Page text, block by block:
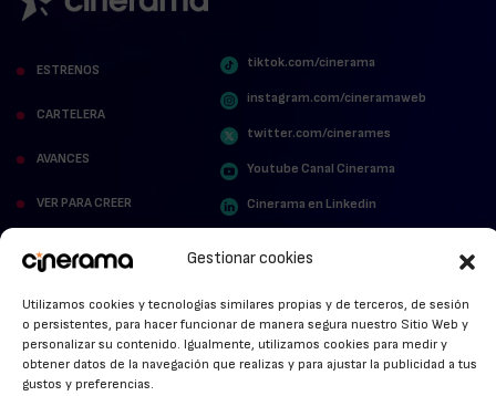
Gestionar cookies
Utilizamos cookies y tecnologías similares propias y de terceros, de sesión
o persistentes, para hacer funcionar de manera segura nuestro Sitio Web y
personalizar su contenido. Igualmente, utilizamos cookies para medir y
obtener datos de la navegación que realizas y para ajustar la publicidad a tus
gustos y preferencias.
ESTRENOS
CARTELERA
AVANCES
VER PARA CREER
ANUNCIOS DE CINE
tiktok.com/cinerama
instagram.com/cineramaweb
twitter.com/cinerames
Youtube Canal Cinerama
Cinerama en Linkedin